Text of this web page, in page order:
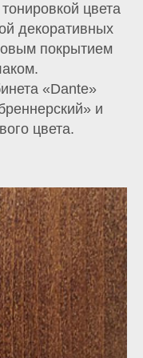
цвета
декоративных
покрытием
«Dante»
и
цвета.